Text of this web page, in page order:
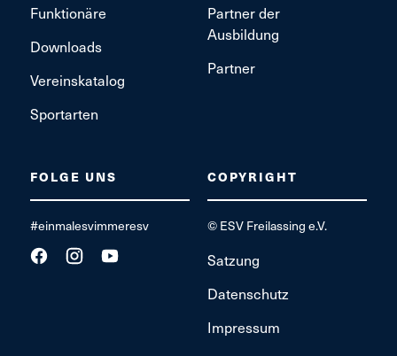
Funktionäre
Downloads
Vereinskatalog
Sportarten
Partner der
Ausbildung
Partner
FOLGE UNS
#einmalesvimmeresv
COPYRIGHT
© ESV Freilassing e.V.
Satzung
Datenschutz
Impressum